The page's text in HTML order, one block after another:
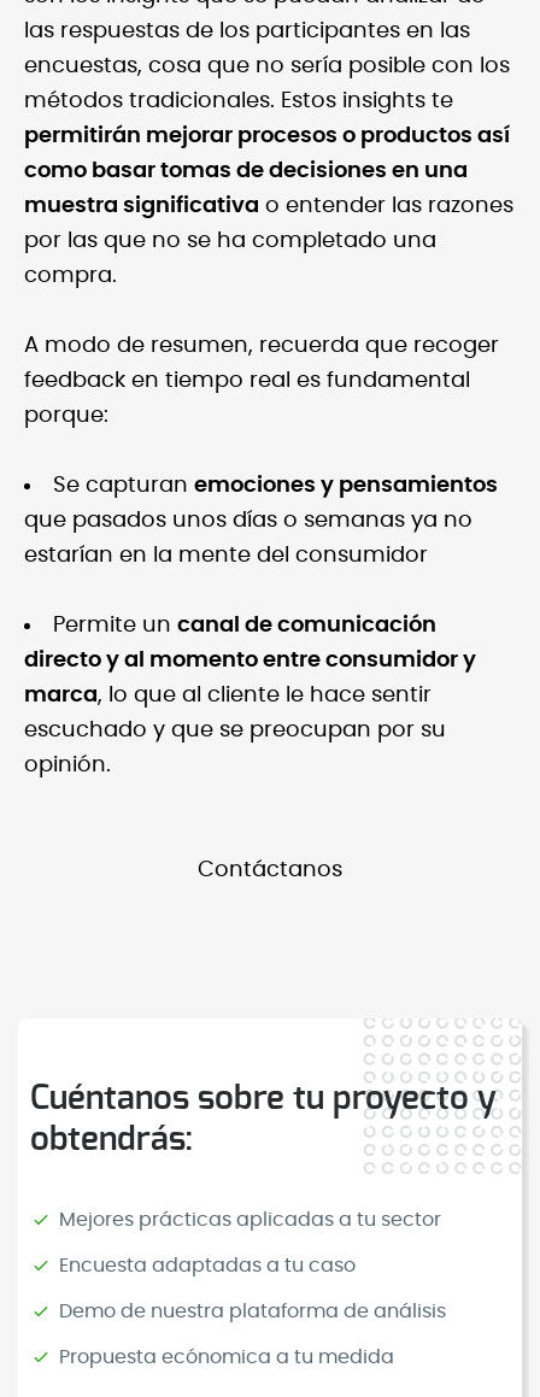
las respuestas de los participantes en las
encuestas, cosa que no sería posible con los
métodos tradicionales. Estos insights te
permitirán mejorar procesos o productos así
como basar tomas de decisiones en una
muestra significativa o entender las razones
por las que no se ha completado una
compra.
A modo de resumen, recuerda que recoger
feedback en tiempo real es fundamental
porque:
Se capturan emociones y pensamientos
que pasados unos días o semanas ya no
estarían en la mente del consumidor
Permite un canal de comunicación
directo y al momento entre consumidor y
marca, lo que al cliente le hace sentir
escuchado y que se preocupan por su
opinión.
Contáctanos
Cuéntanos sobre tu proyecto y
obtendrás:
Mejores prácticas aplicadas a tu sector
Encuesta adaptadas a tu caso
Demo de nuestra plataforma de análisis
Propuesta ecónomica a tu medida